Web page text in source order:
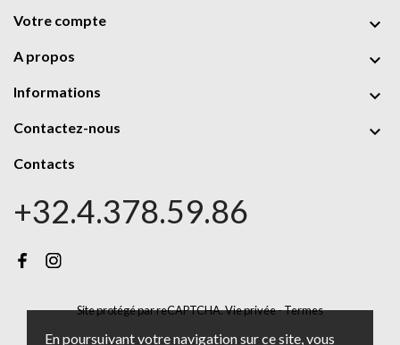
En poursuivant votre navigation sur ce site, vous
Votre compte 
A propos 
Informations 
Contactez-nous 
Contacts
+32.4.378.59.86
Site protégé par reCAPTCHA.Vie privée-Termes